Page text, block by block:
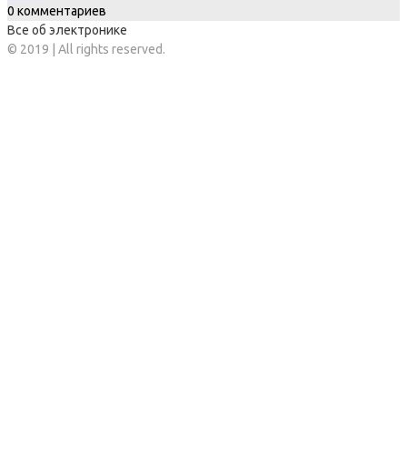
0 комментариев
Все об электронике
© 2019 | All rights reserved.